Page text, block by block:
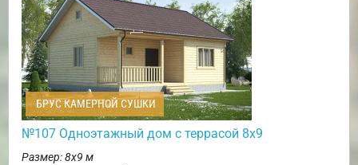
БРУС КАМЕРНОЙ СУШКИ
№107 Одноэтажный дом с террасой 8х9
Размер: 8х9 м